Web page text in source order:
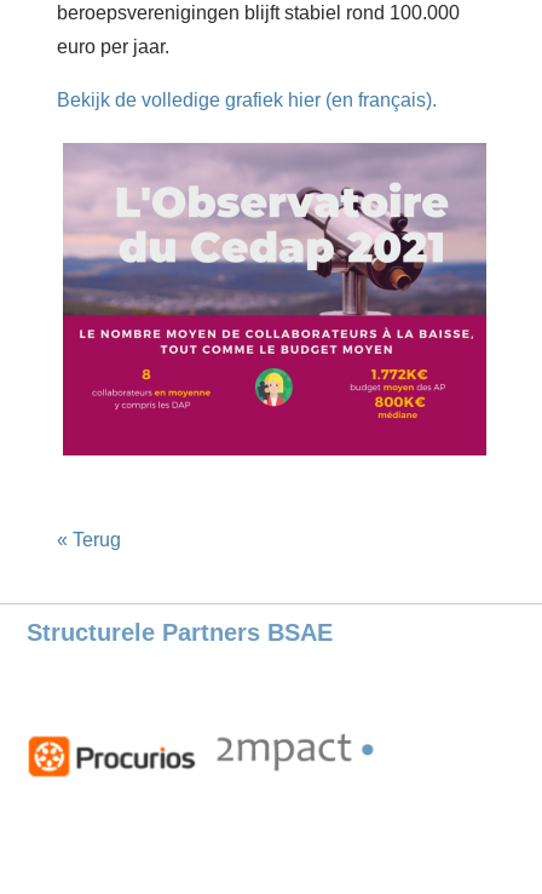
beroepsverenigingen blijft stabiel rond 100.000
euro per jaar.
Bekijk de volledige grafiek hier (en français).
« Terug
Structurele Partners BSAE